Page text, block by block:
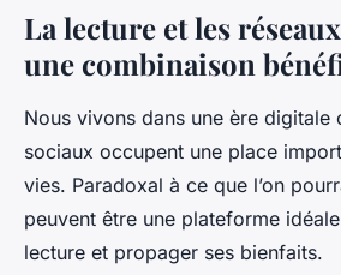
La lecture et les
une combinaison
Nous vivons dans une ère digitale
sociaux occupent une place
vies. Paradoxal à ce que l’on
peuvent être une plateforme
lecture et propager ses bienfaits.